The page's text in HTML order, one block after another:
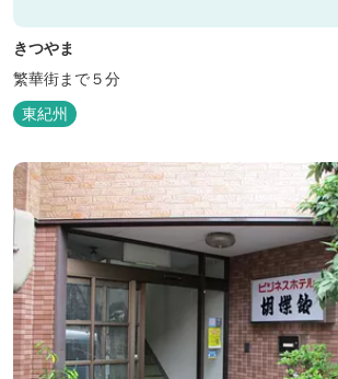
きつやま
繁華街まで５分
東紀州